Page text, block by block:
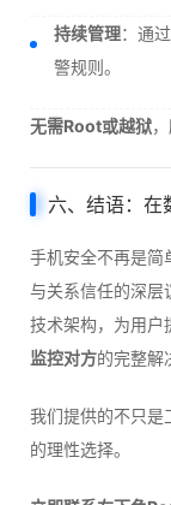
持续管理：通
警规则。
无需Root或越狱
六、结语：在
手机安全不再是简
与关系信任的深层
技术架构，为用户
监控对方的完整解
我们提供的不只是
的理性选择。